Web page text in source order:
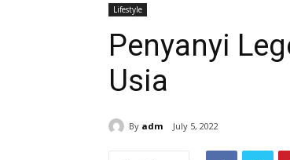
Lifestyle
Penyanyi
Usia
By adm July 5, 2022